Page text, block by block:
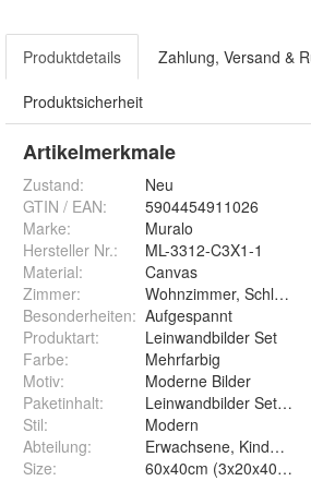
Produktdetails Zahlung, Versand &
Produktsicherheit
Artikelmerkmale
Zustand:
Neu
GTIN / EAN:
5904454911026
Marke:
Muralo
Hersteller Nr.:
ML-3312-C3X1-1
Material:
Canvas
Zimmer:
Wohnzimmer,
Besonderheiten: Aufgespannt
Produktart:
Leinwandbilder Set
Farbe:
Mehrfarbig
Motiv:
Moderne Bilder
Paketinhalt:
Leinwandbilder Set,
Stil:
Modern
Abteilung:
Erwachsene, Kinder,
Size: